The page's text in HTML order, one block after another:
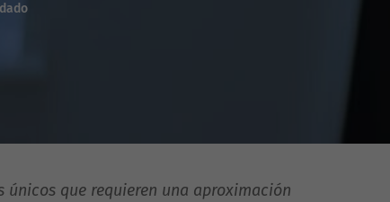
que requieren una aproximación